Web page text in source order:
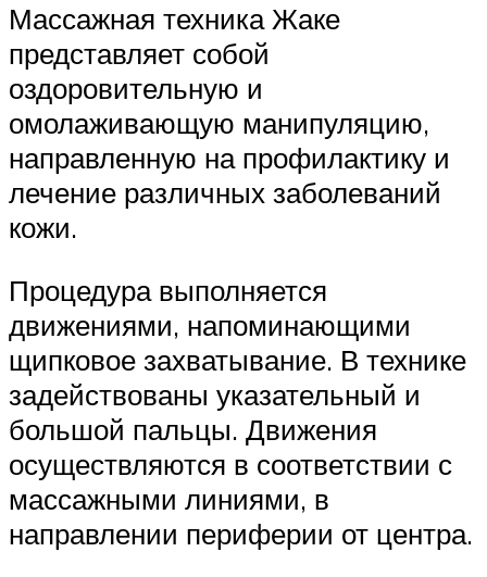
Массажная техника Жаке
представляет собой
оздоровительную и
омолаживающую манипуляцию,
направленную на профилактику и
лечение различных заболеваний
кожи.
Процедура выполняется
движениями, напоминающими
щипковое захватывание. В технике
задействованы указательный и
большой пальцы. Движения
осуществляются в соответствии с
массажными линиями, в
направлении периферии от центра.